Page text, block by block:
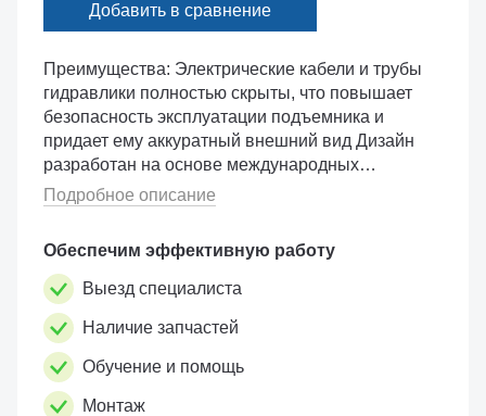
Преимущества: Электрические кабели и трубы
гидравлики полностью скрыты, что повышает
безопасность эксплуатации подъемника и
придает ему аккуратный внешний вид Дизайн
разработан на основе международных
стандартов, идеально подходит для
использования как в частно�...
Подробное описание
Обеспечим эффективную работу
Выезд специалиста
Наличие запчастей
Обучение и помощь
Монтаж
Добавить в сравнение